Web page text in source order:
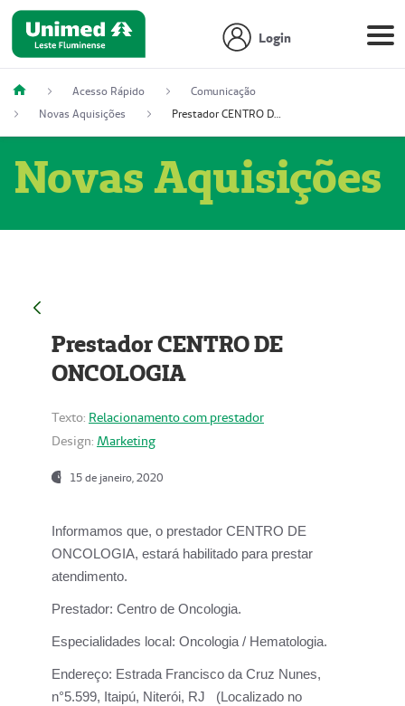
Login
Acesso Rápido
Comunicação
Novas Aquisições
Prestador CENTRO DE ONCOLOGIA
Novas Aquisições
Prestador CENTRO DE
ONCOLOGIA
Texto: Relacionamento com prestador
Design: Marketing
15 de janeiro, 2020
Informamos que, o prestador CENTRO DE
ONCOLOGIA, estará habilitado para prestar
atendimento.
Prestador: Centro de Oncologia.
Especialidades local: Oncologia / Hematologia.
Endereço: Estrada Francisco da Cruz Nunes,
n°5.599, Itaipú, Niterói, RJ (Localizado no